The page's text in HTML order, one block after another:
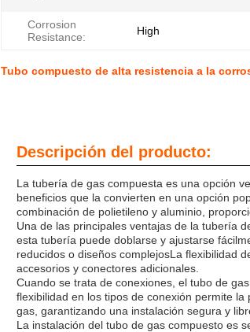
Corrosion
Resistance:
High
Tubo compuesto de alta resistencia a la
Descripción del producto:
La tubería de gas compuesta es una opción
beneficios que la convierten en una opción
combinación de polietileno y aluminio,
Una de las principales ventajas de la tubería
esta tubería puede doblarse y ajustarse
reducidos o diseños complejosLa flexibilidad
accesorios y conectores adicionales.
Cuando se trata de conexiones, el tubo de
flexibilidad en los tipos de conexión permite
gas, garantizando una instalación segura y
La instalación del tubo de gas compuesto es